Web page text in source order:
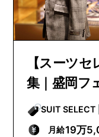
【スーツ
集｜盛岡フ
月給19万